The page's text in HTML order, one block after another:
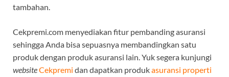
tambahan.
Cekpremi.com menyediakan fitur pembanding asuransi
sehingga Anda bisa sepuasnya membandingkan satu
produk dengan produk asuransi lain. Yuk segera kunjungi
websiteCekpremi dan dapatkan produkasuransi properti